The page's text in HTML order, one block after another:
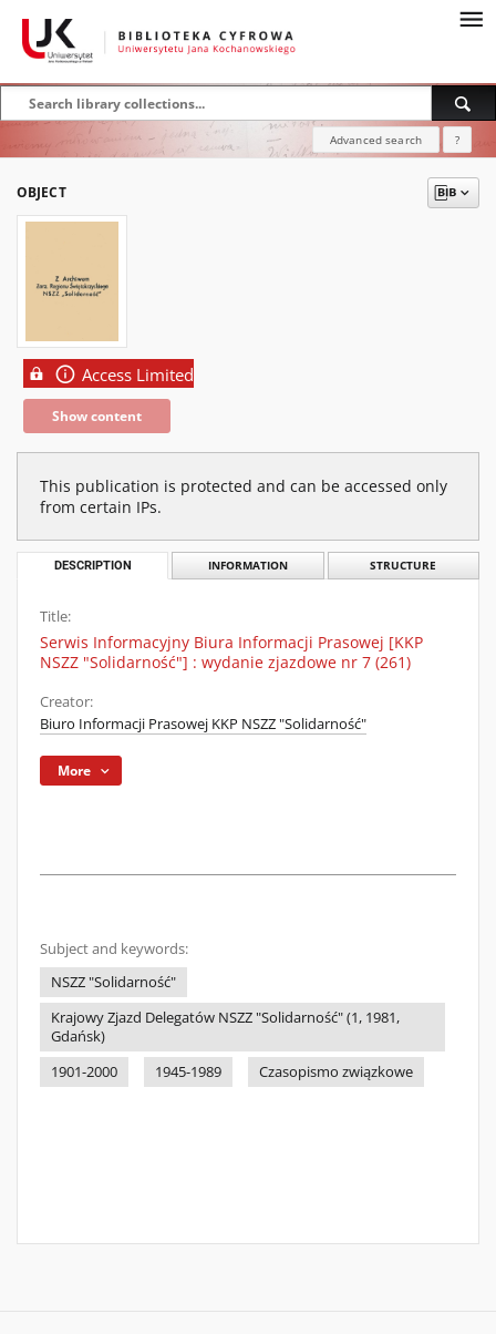
Advanced search ?
OBJECT
Access Limited
Show content
This publication is protected and can be accessed only
from certain IPs.
DESCRIPTION INFORMATION STRUCTURE
Title:
Serwis Informacyjny Biura Informacji Prasowej [KKP
NSZZ "Solidarność"] : wydanie zjazdowe nr 7 (261)
Creator:
Biuro Informacji Prasowej KKP NSZZ "Solidarność"
More
Subject and keywords:
NSZZ "Solidarność"
Krajowy Zjazd Delegatów NSZZ "Solidarność" (1, 1981,
Gdańsk)
1901-2000
1945-1989 Czasopismo związkowe